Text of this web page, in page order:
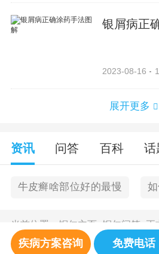
银屑病正
2023-08-16
展开更多
资讯 问答 百科 话
牛皮癣啥部位好的最慢
当前位置： 铜仁主页> 铜仁问答> 正
疾病方案咨询 免费电话